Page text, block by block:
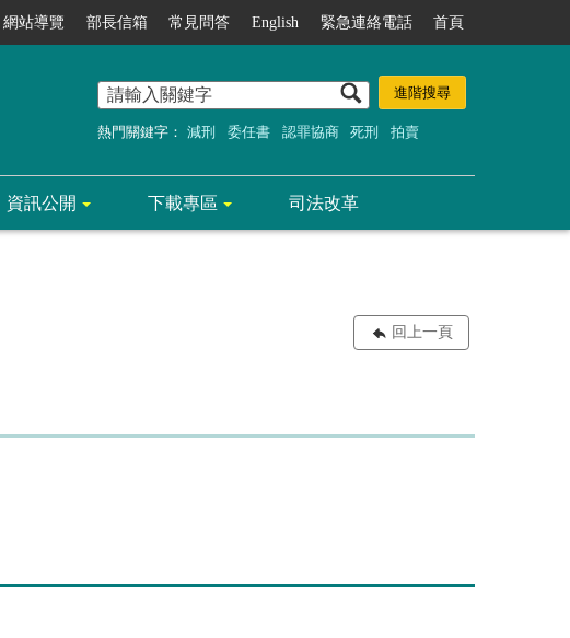
網站導覽 部長信箱 常見問答 English 緊急連絡電話 首頁
熱門關鍵字： 減刑 委任書 認罪協商 死刑 拍賣
資訊公開 下載專區 司法改革
回上一頁